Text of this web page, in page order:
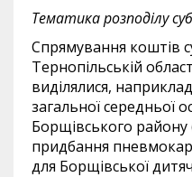
Тематика розподілу
Спрямування коштів
Тернопільській
виділялися,
загальної середньої
Борщівського району
придбання
для Борщівської